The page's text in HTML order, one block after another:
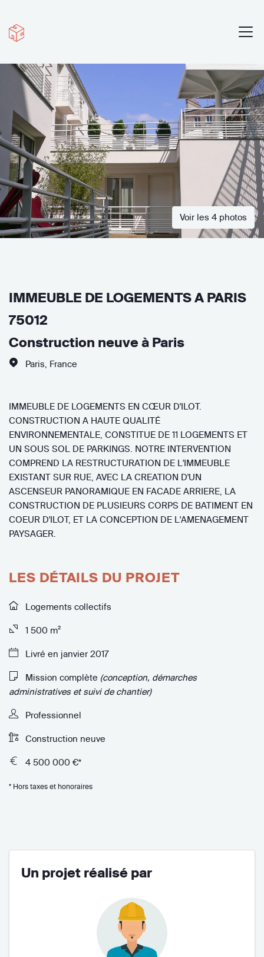
Voir les 4 photos
IMMEUBLE DE LOGEMENTS A PARIS
75012
Construction neuve à Paris
Paris France
IMMEUBLE DE LOGEMENTS EN CŒUR D'ILOT.
CONSTRUCTION A HAUTE QUALITÉ
ENVIRONNEMENTALE, CONSTITUE DE 11 LOGEMENTS ET
UN SOUS SOL DE PARKINGS. NOTRE INTERVENTION
COMPREND LA RESTRUCTURATION DE L'IMMEUBLE
EXISTANT SUR RUE, AVEC LA CREATION D'UN
ASCENSEUR PANORAMIQUE EN FACADE ARRIERE, LA
CONSTRUCTION DE PLUSIEURS CORPS DE BATIMENT EN
COEUR D'ILOT, ET LA CONCEPTION DE L'AMENAGEMENT
PAYSAGER.
LES DÉTAILS DU PROJET
Logements collectifs
1 500 m²
Livré en janvier 2017
Mission complète (conception, démarches
administratives et suivi de chantier)
Professionnel
Construction neuve
4 500 000 €*
* Hors taxes et honoraires
Un projet réalisé par